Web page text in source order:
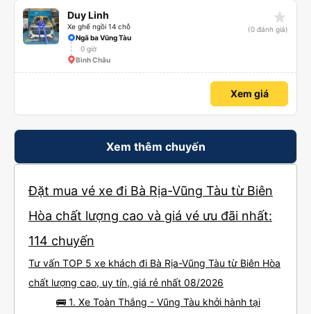
Duy Linh
Xe ghế ngồi 14 chỗ
star_rate
(0 đánh giá)
Ngã ba Vũng Tàu
0 giờ
Bình Châu
Xem giá
Xem thêm chuyến
Đặt mua vé xe đi Bà Rịa-Vũng Tàu từ Biên
Hòa chất lượng cao và giá vé ưu đãi nhất:
114 chuyến
Tư vấn TOP 5 xe khách đi Bà Rịa-Vũng Tàu từ Biên Hòa
chất lượng cao, uy tín, giá rẻ nhất 08/2026
🚌 1. Xe Toàn Thắng - Vũng Tàu khởi hành tại